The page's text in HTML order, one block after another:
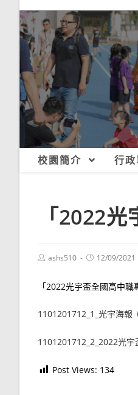
校園簡介 行
「2022
Postashs510
Post12/09/2021
「2022光宇盃全國高中
1101201712_1_光宇海報
1101201712_2_2022光宇
Post Views: 134